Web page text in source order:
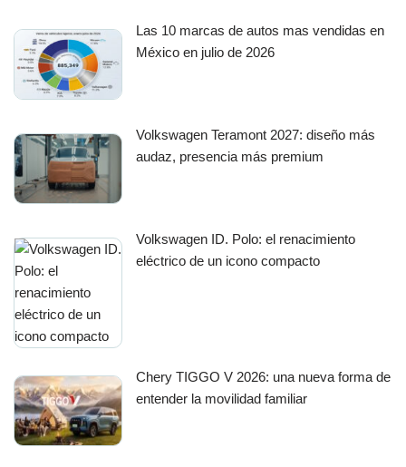
Las 10 marcas de autos mas vendidas en
México en julio de 2026
Volkswagen Teramont 2027: diseño más
audaz, presencia más premium
Volkswagen ID. Polo: el renacimiento
eléctrico de un icono compacto
Chery TIGGO V 2026: una nueva forma de
entender la movilidad familiar